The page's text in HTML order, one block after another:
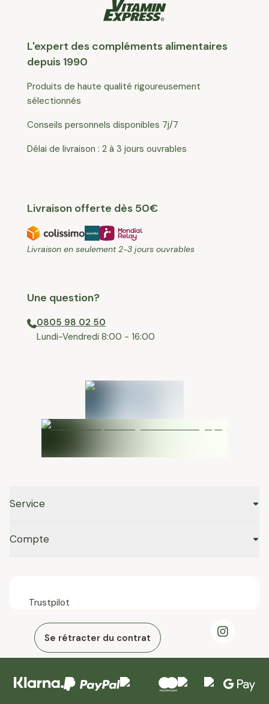
L'expert des compléments alimentaires
depuis 1990
Produits de haute qualité rigoureusement
sélectionnés
Conseils personnels disponibles 7j/7
Délai de livraison : 2 à 3 jours ouvrables
Livraison offerte dès 50€
Livraison en seulement 2-3 jours ouvrables
Une question?
0805 98 02 50
⁠Lundi-Vendredi 8:00 - 16:00
Service
Compte
Trustpilot
Se rétracter du contrat